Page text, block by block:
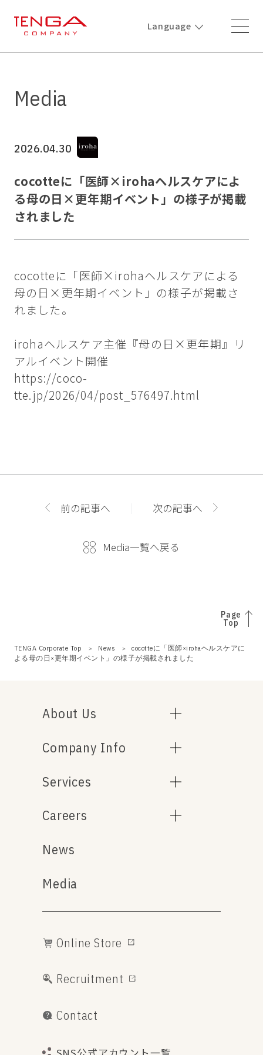
Language
Media
2026.04.30
cocotteに「医師×irohaヘルスケアによ
る母の日×更年期イベント」の様子が掲載
されました
cocotteに「医師×irohaヘルスケアによる
母の日×更年期イベント」の様子が掲載さ
れました。
irohaヘルスケア主催『母の日×更年期』リ
アルイベント開催
https://coco-
tte.jp/2026/04/post_576497.html
前の記事へ
Media一覧へ戻る
次の記事へ
Page
Top
TENGA Corporate Top News
cocotteに「医師×irohaヘルスケアに
よる母の日×更年期イベント」の様子が掲載されました
Online Store
Recruitment
Contact
About Us
Company Info
Services
Careers
News
Media